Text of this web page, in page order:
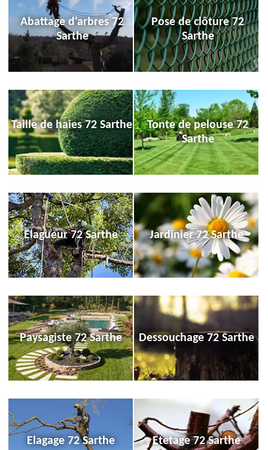
Abattage d'arbres 72
Sarthe
Pose de clôture 72
Sarthe
Taille de haies 72 Sarthe
Tonte de pelouse 72
Sarthe
Elagueur 72 Sarthe Jardinier 72 Sarthe
Paysagiste 72 Sarthe Dessouchage 72 Sarthe
Elagage 72 Sarthe Etetage 72 Sarthe